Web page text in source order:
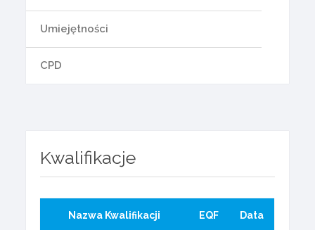
Umiejętności
CPD
Kwalifikacje
Nazwa Kwalifikacji EQF Data